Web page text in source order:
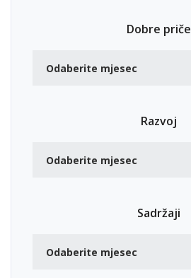
Dobre priče
Razvoj
Sadržaji